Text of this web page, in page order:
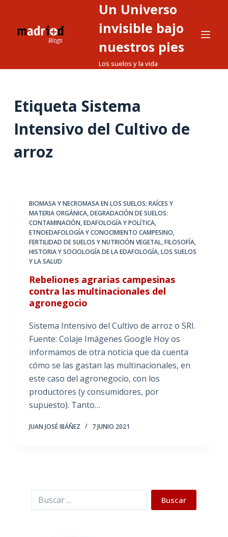
Un Universo
invisible bajo
nuestros pies
Los suelos y la vida
Etiqueta Sistema
Intensivo del Cultivo de
arroz
BIOMASA Y NECROMASA EN LOS SUELOS: RAÍCES Y
MATERIA ORGÁNICA,DEGRADACIÓN DE SUELOS:
CONTAMINACIÓN,EDAFOLOGÍA Y POLÍTICA,
ETNOEDAFOLOGÍA Y CONOCIMIENTO CAMPESINO,
FERTILIDAD DE SUELOS Y NUTRICIÓN VEGETAL,FILOSOFÍA,
HISTORIA Y SOCIOLOGÍA DE LA EDAFOLOGÍA,LOS SUELOS
Y LA SALUD
Rebeliones agrarias campesinas
contra las multinacionales del
agronegocio
Sistema Intensivo del Cultivo de arroz o SRI.
Fuente: Colaje Imágenes Google Hoy os
informamos de otra noticia que da cuenta
cómo se las gastan las multinacionales, en
este caso del agronegocio, con los
productores (y consumidores, por
supuesto). Tanto…
JUAN JOSÉ IBÁÑEZ 7 JUNIO 2021
Buscar Buscar